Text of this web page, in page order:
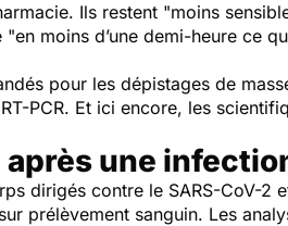
Ils restent "moins
"en moins d’une demi-heure ce
pour les dépistages de
PCR. Et ici encore, les
une
dirigés contre le SARS-CoV-2
prélèvement sanguin. Les